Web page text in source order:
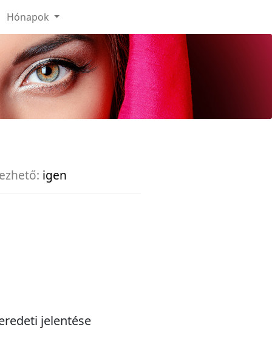
Hónapok
igen
jelentése